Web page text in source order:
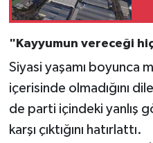
"Kayyumun vereceği
Siyasi yaşamı boyunca
içerisinde olmadığını
de parti içindeki yanlış
karşı çıktığını hatırlattı.